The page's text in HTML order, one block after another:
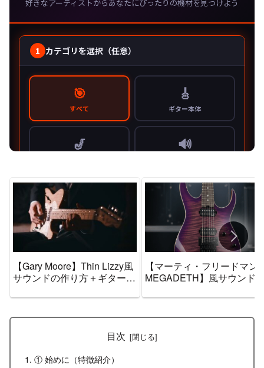
【Gary Moore】Thin Lizzy風
サウンドの作り方＋ギター機
め【エフェクター・アンプ】
【マーティ・フリードマン
MEGADETH】風サウンド
ッティングのまとめ【エフ
目次
① 始めに（特徴紹介）